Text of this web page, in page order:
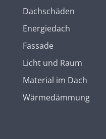
Dachschäden
Energiedach
Fassade
Licht und Raum
Material im Dach
Wärmedämmung